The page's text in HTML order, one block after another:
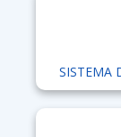
SISTEMA